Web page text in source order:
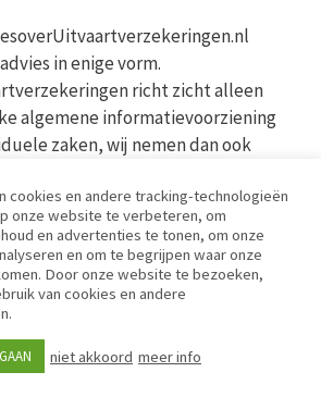
in enige vorm.
richt zicht alleen
algemene informatievoorziening
zaken, wij nemen dan ook
op de website van de AFM
| Cookies | Werkwijze
© iPublishing 2026
cookies en andere tracking-technologieën
onze website te verbeteren, om
en advertenties te tonen, om onze
en om te begrijpen waar onze
Door onze website te bezoeken,
van cookies en andere
niet akkoord meer info